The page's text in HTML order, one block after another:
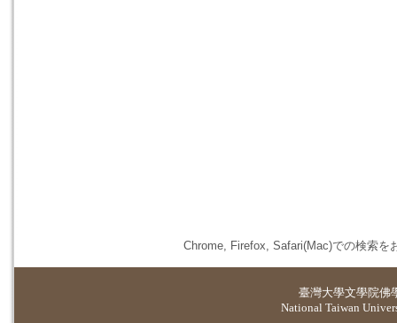
Chrome, Firefox, Safari(Mac)での検索を
臺灣大學文學院佛
National Taiwan